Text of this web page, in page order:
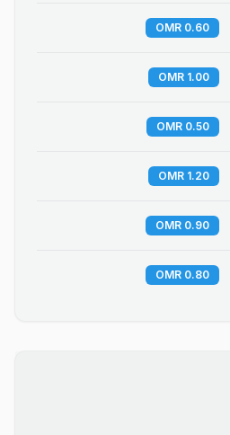
0.60 OMR
1.00 OMR
0.50 OMR
1.20 OMR
0.90 OMR
0.80 OMR